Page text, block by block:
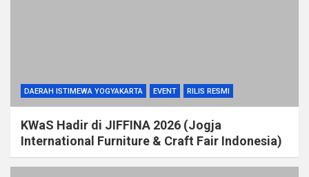
DAERAH ISTIMEWA YOGYAKARTA EVENT RILIS RESMI
KWaS Hadir di JIFFINA 2026 (Jogja
International Furniture & Craft Fair Indonesia)